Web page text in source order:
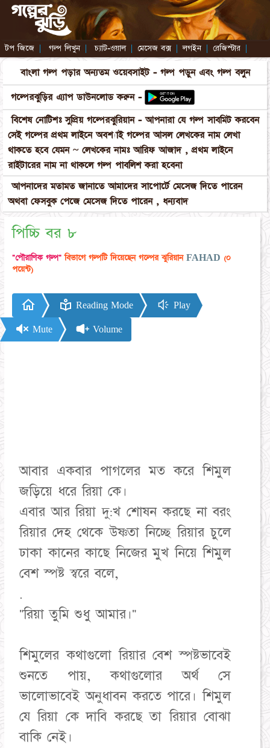
টপ জিজে | গল্প লিখুন | চ্যাট-ওয়াল | মেসেজ বক্স | লগইন | রেজিস্টার |
বাংলা গল্প পড়ার অন্যতম ওয়েবসাইট - গল্প পড়ুন এবং গল্প বলুন
গল্পেরঝুড়ির এ্যাপ ডাউনলোড করুন -
বিশেষ নোটিশঃ সুপ্রিয় গল্পেরঝুরিয়ান - আপনারা যে গল্প সাবমিট করবেন
সেই গল্পের প্রথম লাইনে অবশ্যাই গল্পের আসল লেখকের নাম লেখা
থাকতে হবে যেমন ~ লেখকের নামঃ আরিফ আজাদ , প্রথম লাইনে
রাইটারের নাম না থাকলে গল্প পাবলিশ করা হবেনা
আপনাদের মতামত জানাতে আমাদের সাপোর্টে মেসেজ দিতে পারেন
অথবা ফেসবুক পেজে মেসেজ দিতে পারেন , ধন্যবাদ
পিচ্চি বর ৮
"পৌরাণিক গল্প" বিভাগে গল্পটি দিয়েছেন গল্পের ঝুরিয়ান FAHAD (০
পয়েন্ট)
Reading Mode Play
Mute Volume
আবার একবার পাগলের মত করে শিমুল
জড়িয়ে ধরে রিয়া কে।
এবার আর রিয়া দু:খ শোষন করছে না বরং
রিয়ার দেহ থেকে উষ্ণতা নিচ্ছে রিয়ার চুলে
ঢাকা কানের কাছে নিজের মুখ নিয়ে শিমুল
বেশ স্পষ্ট স্বরে বলে,
.
"রিয়া তুমি শুধু আমার।"
শিমুলের কথাগুলো রিয়ার বেশ স্পষ্টভাবেই
শুনতে পায়, কথাগুলোর অর্থ সে
ভালোভাবেই অনুধাবন করতে পারে। শিমুল
যে রিয়া কে দাবি করছে তা রিয়ার বোঝা
বাকি নেই।